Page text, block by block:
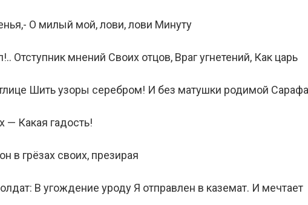
О милый мой, лови, лови Минуту
мнений Своих отцов, Враг угнетений, Как царь
Шить узоры серебром! И без матушки родимой
— Какая гадость!
в грёзах своих, презирая
В угождение уроду Я отправлен в каземат. И мечтает